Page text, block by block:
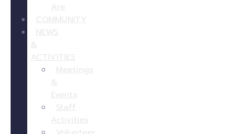
Are
COMMUNITY
NEWS
&
ACTIVITIES
Meetings
&
Events
Staff
Activities